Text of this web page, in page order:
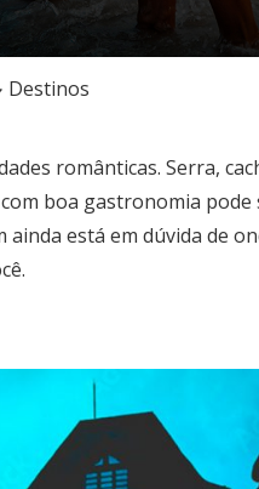
Destinos
românticas. Serra,
boa gastronomia
está em dúvida de